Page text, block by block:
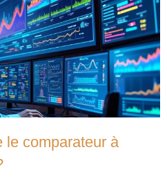
le comparateur à